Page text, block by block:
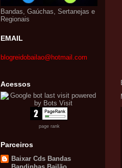
Bandas, Gaúchas, Sertanejas e
Regionais
EMAIL
blogreidobailao@hotmail.com
Acessos
page rank
Parceiros
Baixar Cds Bandas